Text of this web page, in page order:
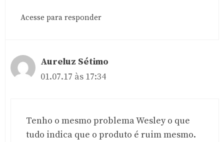
Acesse para responder
Aureluz Sétimo
01.07.17 às 17:34
Tenho o mesmo problema Wesley o que
tudo indica que o produto é ruim mesmo.